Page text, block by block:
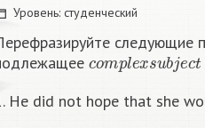
Уровень: студенческий
следующие
c omplexsubjec t
He did not hope that she